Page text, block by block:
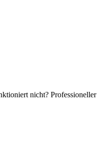
nicht? Professioneller